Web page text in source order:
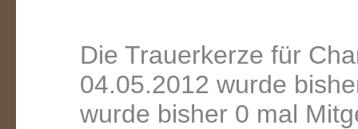
Die Trauerkerze für
04.05.2012 wurde
wurde bisher 0 mal